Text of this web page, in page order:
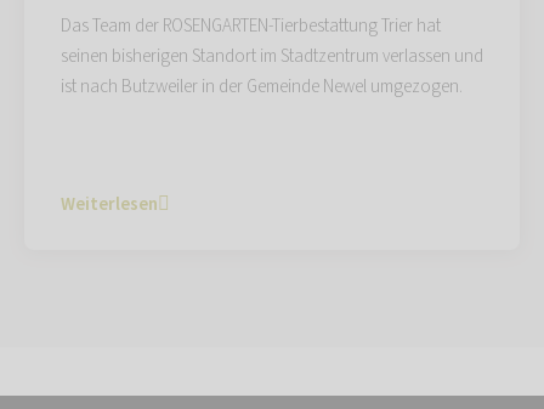
Das Team der ROSENGARTEN-Tierbestattung Trier hat
seinen bisherigen Standort im Stadtzentrum verlassen und
ist nach Butzweiler in der Gemeinde Newel umgezogen.
Weiterlesen